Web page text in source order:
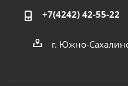
+7(4242) 42-55-22
г. Южно-